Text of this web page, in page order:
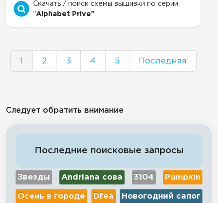
Скачать / поиск схемы вышивки по серии
"Alphabet Prive"
1 2 3 4 5 Последняя
Следует обратить внимание
Последние поисковые запросы
Звезды Andriana сова 3104 Pumpkin
Осень в городе Dfea Новогодний сапог